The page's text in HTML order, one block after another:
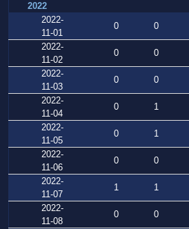
2022
2022-
11-01
0 0
2022-
11-02
0 0
2022-
11-03
0 0
2022-
11-04
0 1
2022-
11-05
0 1
2022-
11-06
0 0
2022-
11-07
1 1
2022-
11-08
0 0